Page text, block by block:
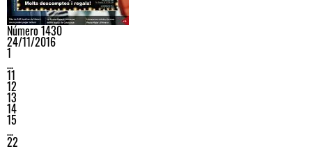
Número 1430
24/11/2016
1
…
11
12
13
14
15
…
22